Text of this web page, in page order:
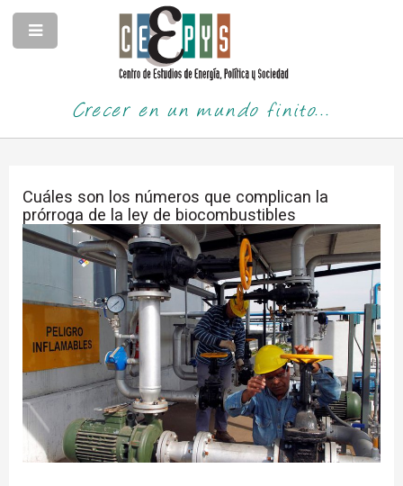
Crecer en un mundo finito...
Cuáles son los números que complican la
prórroga de la ley de biocombustibles